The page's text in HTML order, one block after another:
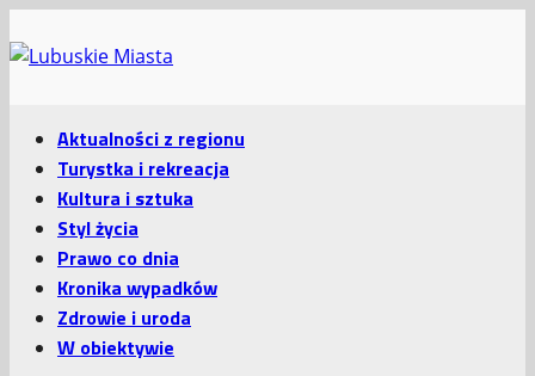
do
Menu
główne
Aktualności z regionu
Turystka i rekreacja
Kultura i sztuka
Styl życia
Prawo co dnia
Kronika wypadków
Zdrowie i uroda
W obiektywie